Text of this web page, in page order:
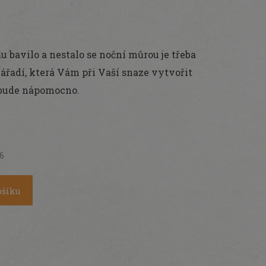
bavilo a nestalo se noční můrou je třeba
která Vám při Vaší snaze vytvořit
nápomocno.